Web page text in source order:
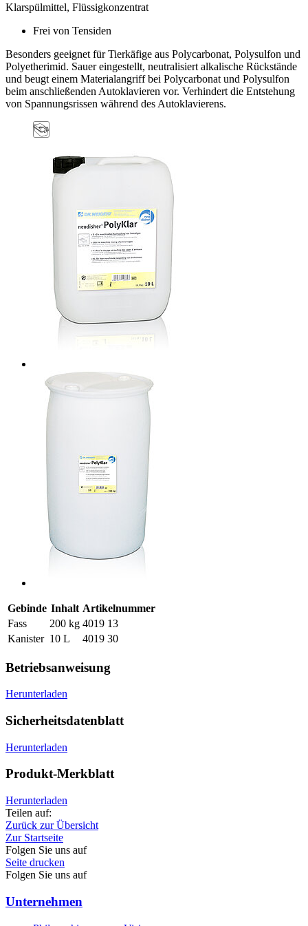
Klarspülmittel, Flüssigkonzentrat
Frei von Tensiden
Besonders geeignet für Tierkäfige aus Polycarbonat, Polysulfon und
Polyetherimid. Sauer eingestellt, neutralisiert alkalische Rückstände
und beugt einem Materialangriff bei Polycarbonat und Polysulfon
beim anschließenden Autoklavieren vor. Verhindert die Entstehung
von Spannungsrissen während des Autoklavierens.
Gebinde Inhalt Artikelnummer
Fass
200 kg 4019 13
Kanister 10 L 4019 30
Betriebsanweisung
Herunterladen
Sicherheitsdatenblatt
Herunterladen
Produkt-Merkblatt
Herunterladen
Teilen auf:
Zurück zur Übersicht
Zur Startseite
Folgen Sie uns auf
Seite drucken
Folgen Sie uns auf
Unternehmen